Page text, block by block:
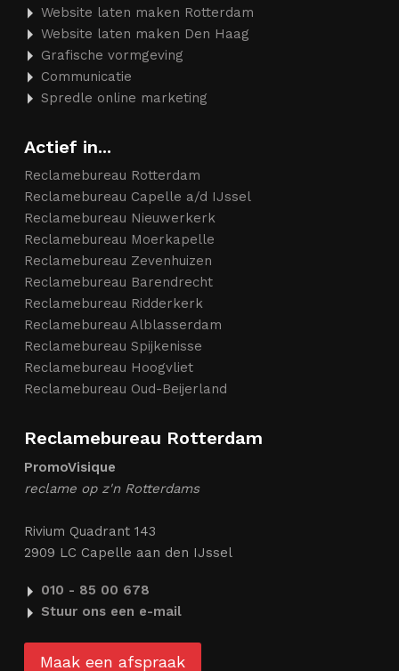
Website laten maken Rotterdam
Website laten maken Den Haag
Grafische vormgeving
Communicatie
Spredle online marketing
Actief in...
Reclamebureau Rotterdam
Reclamebureau Capelle a/d IJssel
Reclamebureau Nieuwerkerk
Reclamebureau Moerkapelle
Reclamebureau Zevenhuizen
Reclamebureau Barendrecht
Reclamebureau Ridderkerk
Reclamebureau Alblasserdam
Reclamebureau Spijkenisse
Reclamebureau Hoogvliet
Reclamebureau Oud-Beijerland
Reclamebureau Rotterdam
PromoVisique
reclame op z'n Rotterdams
Rivium Quadrant 143
2909 LC Capelle aan den IJssel
010 - 85 00 678
Stuur ons een e-mail
Maak een afspraak